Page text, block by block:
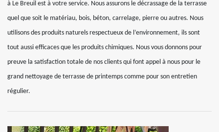
à Le Breuil est à votre service. Nous assurons le décrassage de la terrasse
quel que soit le matériau, bois, béton, carrelage, pierre ou autres. Nous
utilisons des produits naturels respectueux de l’environnement, ils sont
tout aussi efficaces que les produits chimiques. Nous vous donnons pour
preuve la satisfaction totale de nos clients qui font appel à nous pour le
grand nettoyage de terrasse de printemps comme pour son entretien
régulier.